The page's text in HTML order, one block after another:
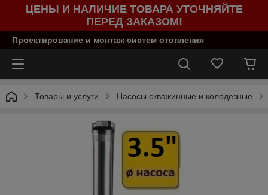
ЦЕНЫ И НАЛИЧИЕ ТОВАРА УТОЧНЯЙТЕ
ПЕРЕД ЗАКАЗОМ!
Проектирование и монтаж систем отопления
Товары и услуги Насосы скважинные и колодезные